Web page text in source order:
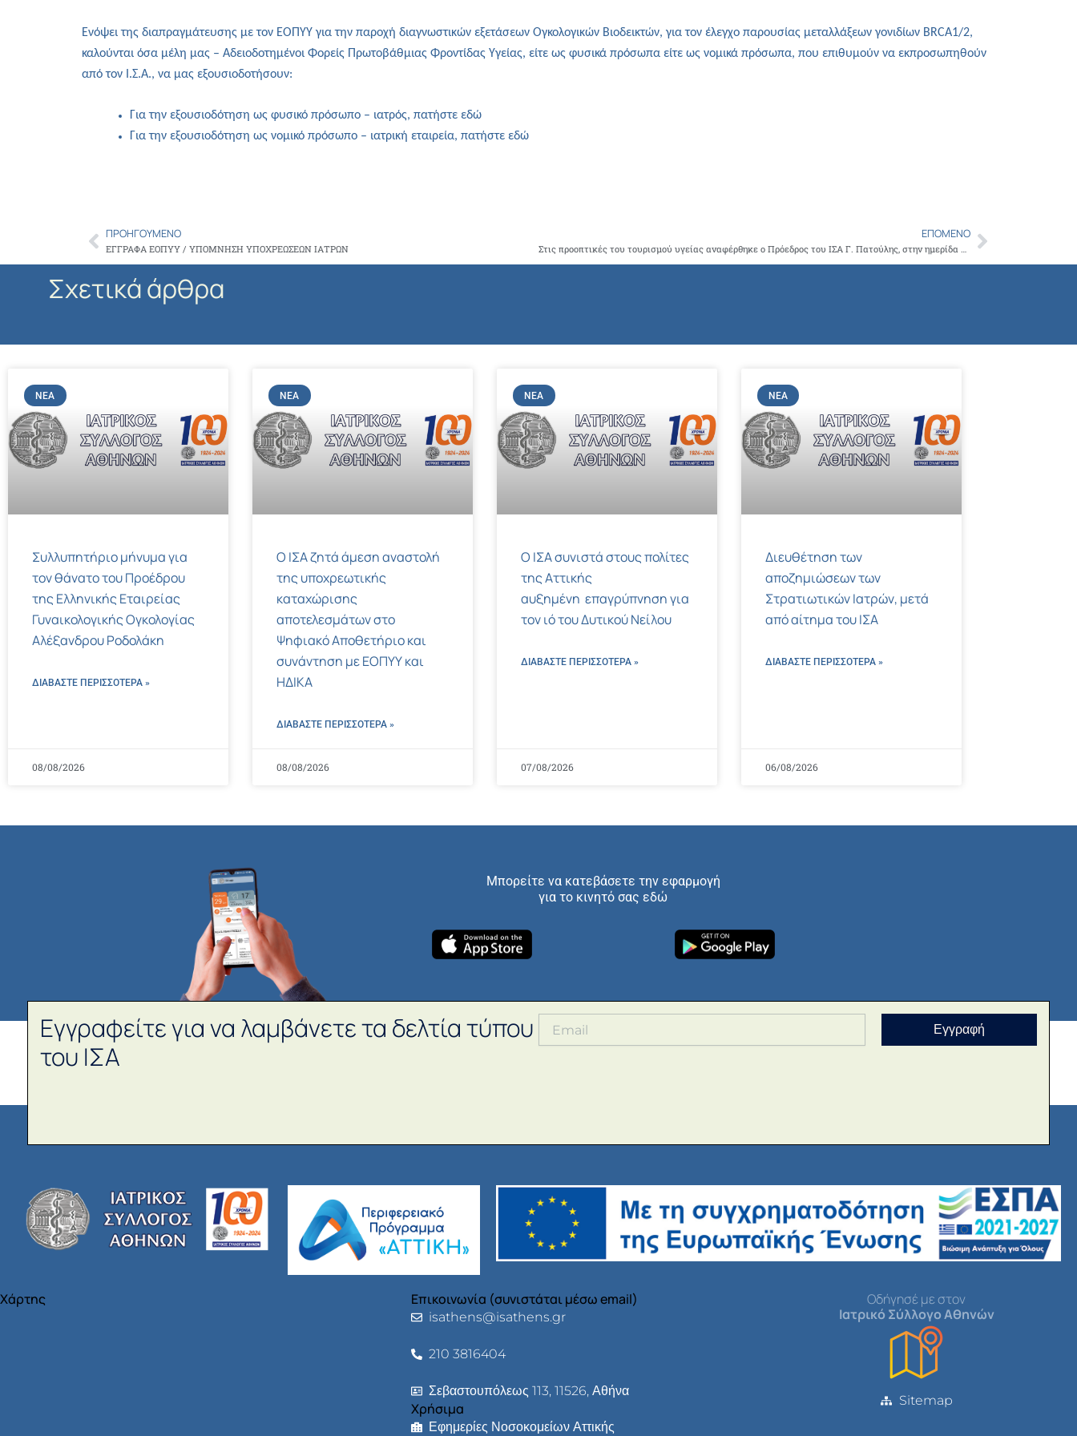
Ενόψει της διαπραγμάτευσης με τον ΕΟΠΥΥ για την παροχή διαγνωστικών εξετάσεων Ογκολογικών Βιοδεικτών, για τον έλεγχο παρουσίας μεταλλάξεων γονιδίων BRCA1/2,
καλούνται όσα μέλη μας – Αδειοδοτημένοι Φορείς Πρωτοβάθμιας Φροντίδας Υγείας, είτε ως φυσικά πρόσωπα είτε ως νομικά πρόσωπα, που επιθυμούν να εκπροσωπηθούν
από τον Ι.Σ.Α., να μας εξουσιοδοτήσουν:
Για την εξουσιοδότηση ως φυσικό πρόσωπο – ιατρός, πατήστε εδώ
Για την εξουσιοδότηση ως νομικό πρόσωπο – ιατρική εταιρεία, πατήστε εδώ
Prev
ΠΡΟΗΓΟΎΜΕΝΟ
ΕΓΓΡΑΦΑ ΕΟΠΥΥ / ΥΠΟΜΝΗΣΗ ΥΠΟΧΡΕΩΣΕΩΝ ΙΑΤΡΩΝ
ΕΠΌΜΕΝΟ
Στις προοπτικές του τουρισμού υγείας αναφέρθηκε ο Πρόεδρος του ΙΣΑ Γ. Πατούλης, στην ημερίδα που διοργάνωσε το Εμπορικό και Βιομηχανικό Επιμελητήριο Αθηνών, σε συνεργασία με την Πρεσβεία της Λαϊκής Δημοκρατίας του Κονγκό Next
Σχετικά άρθρα
ΝΈΑ
Συλλυπητήριο μήνυμα για
τον θάνατο του Προέδρου
της Ελληνικής Εταιρείας
Γυναικολογικής Ογκολογίας
Αλέξανδρου Ροδολάκη
ΔΙΑΒΑΣΤΕ ΠΕΡΙΣΣΌΤΕΡΑ »
08/08/2026
ΝΈΑ
Ο ΙΣΑ ζητά άμεση αναστολή
της υποχρεωτικής
καταχώρισης
αποτελεσμάτων στο
Ψηφιακό Αποθετήριο και
συνάντηση με ΕΟΠΥΥ και
ΗΔΙΚΑ
ΔΙΑΒΑΣΤΕ ΠΕΡΙΣΣΌΤΕΡΑ »
08/08/2026
ΝΈΑ
Ο ΙΣΑ συνιστά στους πολίτες
της Αττικής
αυξημένη επαγρύπνηση για
τον ιό του Δυτικού Νείλου
ΔΙΑΒΑΣΤΕ ΠΕΡΙΣΣΌΤΕΡΑ »
07/08/2026
ΝΈΑ
Διευθέτηση των
αποζημιώσεων των
Στρατιωτικών Ιατρών, μετά
από αίτημα του ΙΣΑ
ΔΙΑΒΑΣΤΕ ΠΕΡΙΣΣΌΤΕΡΑ »
06/08/2026
Μπορείτε να κατεβάσετε την εφαρμογή
για το κινητό σας εδώ
Εγγραφείτε για να λαμβάνετε τα δελτία τύπου
του ΙΣΑ
Εγγραφή
Χάρτης Επικοινωνία (συνιστάται μέσω email)
isathens@isathens.gr
210 3816404
Σεβαστουπόλεως 113, 11526, Αθήνα
Χρήσιμα
Εφημερίες Νοσοκομείων Αττικής
Οδήγησέ με στον
Ιατρικό Σύλλογο Αθηνών
Sitemap